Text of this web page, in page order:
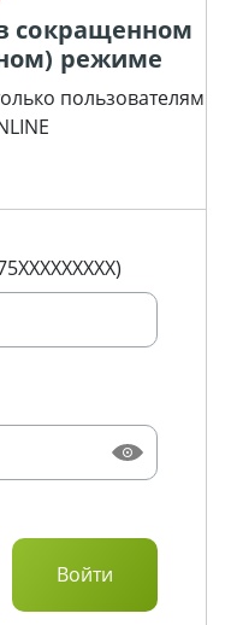
сокращенном
режиме
пользователям